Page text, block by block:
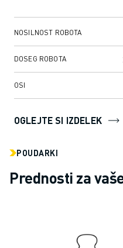
PREGLED VIDA
REZANJE ŽICE EDM
ŠTUDIJE PRIMEROV
STORITVE ZA STRANKE
SKRB ZA STRANKE
REZERVNI DELI
CENTER ZA PRENOS » MYFANUC
410𝑖B/140H z ...
NOSILNOST ROBOTA
DOSEG ROBOTA
OSI
OGLEJTE SI IZDELEK
POUDARKI
Prednosti za